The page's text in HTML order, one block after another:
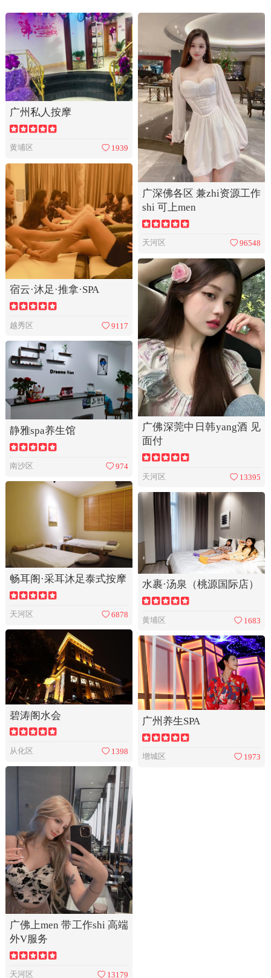
广州私人按摩
黄埔区 1939
广深佛各区 兼zhi资源工作
shi 可上men
天河区 96548
宿云·沐足·推拿·SPA
越秀区 9117
广佛深莞中日韩yang酒 见
面付
天河区 13395
静雅spa养生馆
南沙区 974
畅耳阁·采耳沐足泰式按摩
天河区 6878
水裹·汤泉（桃源国际店）
黄埔区 1683
碧涛阁水会
从化区 1398
广州养生SPA
增城区 1973
广佛上men 带工作shi 高端
外V服务
天河区 13179